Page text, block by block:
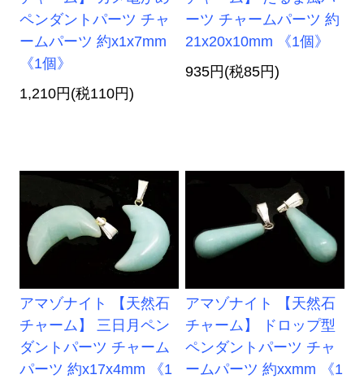
ペンダントパーツ チャ
ームパーツ 約x1x7mm
《1個》
1,210円(税110円)
ーツ チャームパーツ 約
21x20x10mm 《1個》
935円(税85円)
アマゾナイト 【天然石
チャーム】 三日月ペン
ダントパーツ チャーム
パーツ 約x17x4mm 《1
アマゾナイト 【天然石
チャーム】 ドロップ型
ペンダントパーツ チャ
ームパーツ 約xxmm 《1